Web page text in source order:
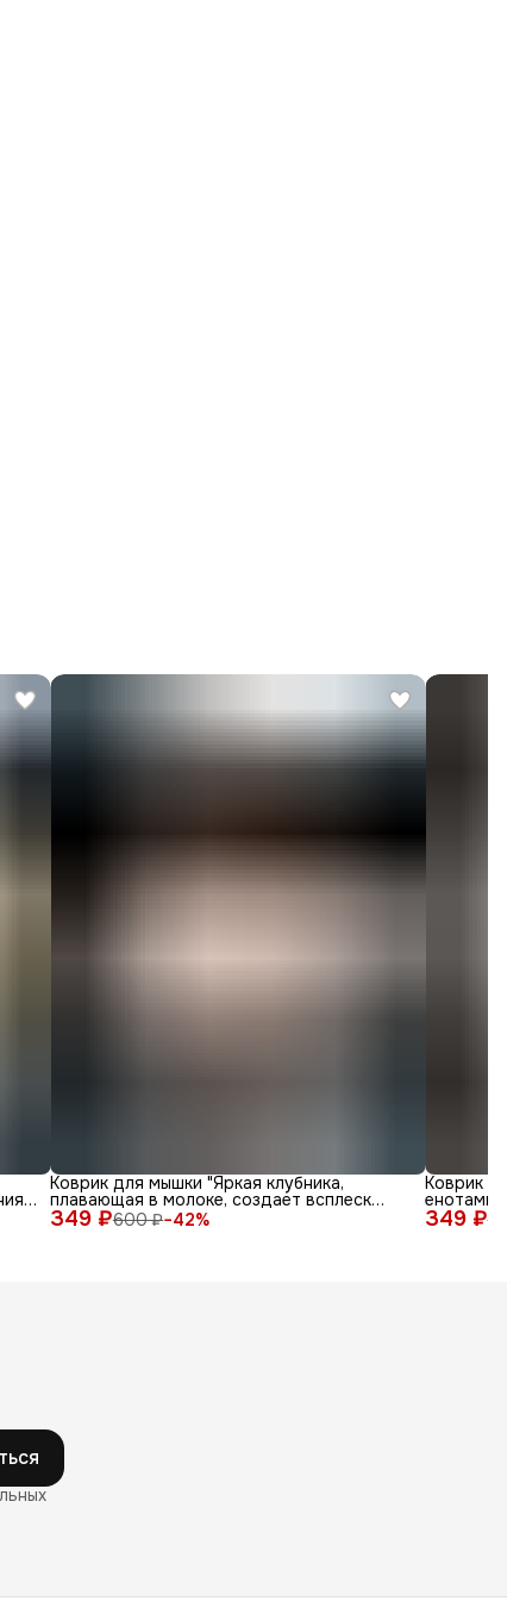
349 ₽600 ₽−42%
Коврик для мышки "Яркая клубника,
плавающая в молоке, создает всплеск
радости" 349 ₽
Коврик
енотами